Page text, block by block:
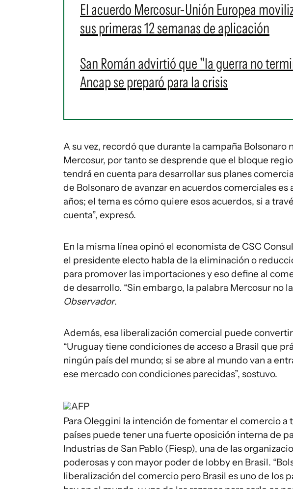
El acuerdo Mercosur-Unión Europea
sus primeras 12 semanas de aplicación
San Román advirtió que "la guerra no
Ancap se preparó para la crisis
A su vez, recordó que durante la campaña Bolsonaro
Mercosur, por tanto se desprende que el bloque
tendrá en cuenta para desarrollar sus planes
de Bolsonaro de avanzar en acuerdos comerciales
años; el tema es cómo quiere esos acuerdos, si a
cuenta”, expresó.
En la misma línea opinó el economista de CSC
el presidente electo habla de la eliminación o
para promover las importaciones y eso define al
de desarrollo. “Sin embargo, la palabra Mercosur no
Observador.
Además, esa liberalización comercial puede
“Uruguay tiene condiciones de acceso a Brasil que
ningún país del mundo; si se abre al mundo van a
ese mercado con condiciones parecidas”, sostuvo.
AFP
Para Oleggini la intención de fomentar el comercio a
países puede tener una fuerte oposición interna de
Industrias de San Pablo (Fiesp), una de las
poderosas y con mayor poder de lobby en Brasil.
liberalización del comercio pero Brasil es uno de los